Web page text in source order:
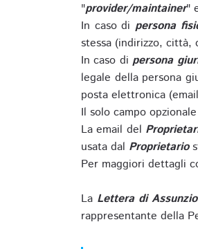
"provider/maintainer"
In caso dipersona
stessa (indirizzo,
In caso dipersona
legale della persona
posta elettronica
Il solo campo
La email del
usata dal Proprietario
Per maggiori dettagli
La Lettera di
rappresentante della